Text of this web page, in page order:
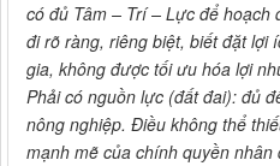
có đủ Tâm – Trí – Lực để
đi rõ ràng, riêng biệt, biết đặt lợi
gia, không được tối ưu hóa lợi
Phải có nguồn lực (đất đai): đủ
nông nghiệp. Điều không thể
mạnh mẽ của chính quyền